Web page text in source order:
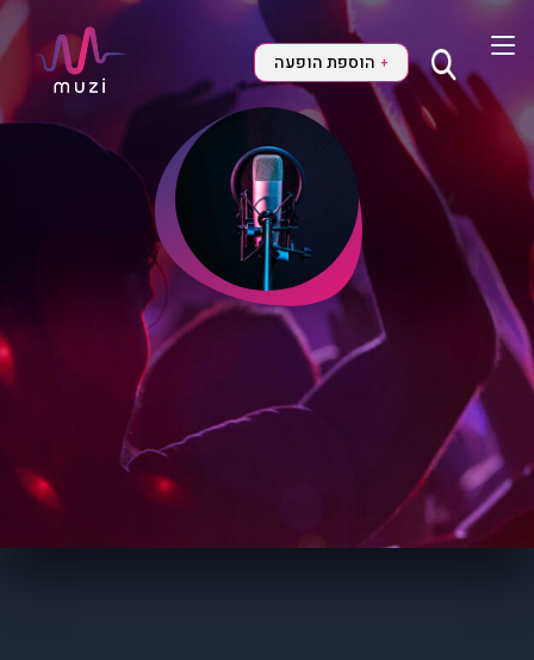
+ הוספת הופעה